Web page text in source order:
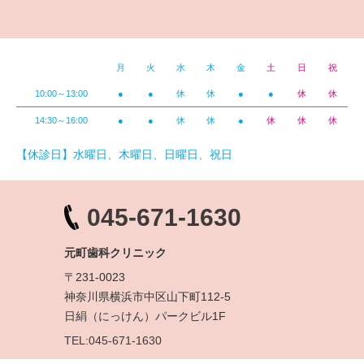
月 火 水 木 金 土 日 祝
10:00～13:00 ● ● 休 休 ● ● 休 休
14:30～16:00 ● ● 休 休 ● 休 休 休
【休診日】水曜日、木曜日、日曜日、祝日
045-671-1630
元町歯科クリニック
〒231-0023
神奈川県横浜市中区山下町112-5
日絹（にっけん）パークビル1F
TEL:045-671-1630